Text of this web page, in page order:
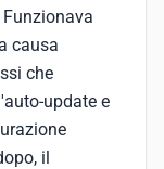
causa
che
update e
il